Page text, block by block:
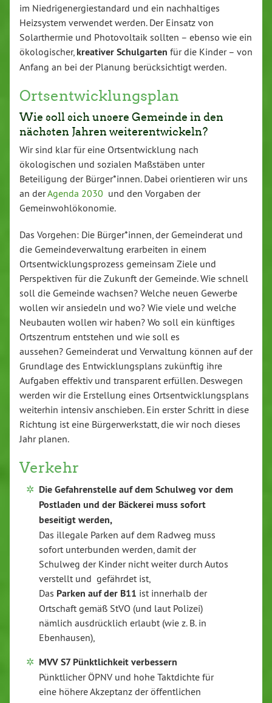
im Niedrigenergiestandard und ein nachhaltiges
Heizsystem verwendet werden. Der Einsatz von
Solarthermie und Photovoltaik sollten – ebenso wie ein
ökologischer, kreativer Schulgarten für die Kinder – von
Anfang an bei der Planung berücksichtigt werden.
Ortsentwicklungsplan
Wie soll sich unsere Gemeinde in den
nächsten Jahren weiterentwickeln?
Wir sind klar für eine Ortsentwicklung nach
ökologischen und sozialen Maßstäben unter
Beteiligung der Bürger*innen. Dabei orientieren wir uns
an derAgenda 2030 und den Vorgaben der
Gemeinwohlökonomie.
Das Vorgehen: Die Bürger*innen, der Gemeinderat und
die Gemeindeverwaltung erarbeiten in einem
Ortsentwicklungsprozess gemeinsam Ziele und
Perspektiven für die Zukunft der Gemeinde. Wie schnell
soll die Gemeinde wachsen? Welche neuen Gewerbe
wollen wir ansiedeln und wo? Wie viele und welche
Neubauten wollen wir haben? Wo soll ein künftiges
Ortszentrum entstehen und wie soll es
aussehen? Gemeinderat und Verwaltung können auf der
Grundlage des Entwicklungsplans zukünftig ihre
Aufgaben effektiv und transparent erfüllen. Deswegen
werden wir die Erstellung eines Ortsentwicklungsplans
weiterhin intensiv anschieben. Ein erster Schritt in diese
Richtung ist eine Bürgerwerkstatt, die wir noch dieses
Jahr planen.
Verkehr
Die Gefahrenstelle auf dem Schulweg vor dem
Postladen und der Bäckerei muss sofort
beseitigt werden,
Das illegale Parken auf dem Radweg muss
sofort unterbunden werden, damit der
Schulweg der Kinder nicht weiter durch Autos
verstellt und gefährdet ist,
Das Parken auf der B11 ist innerhalb der
Ortschaft gemäß StVO (und laut Polizei)
nämlich ausdrücklich erlaubt (wie z. B. in
Ebenhausen),
MVV S7 Pünktlichkeit verbessern
Pünktlicher ÖPNV und hohe Taktdichte für
eine höhere Akzeptanz der öffentlichen